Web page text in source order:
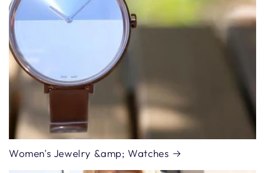
Women's Jewelry &amp; Watches